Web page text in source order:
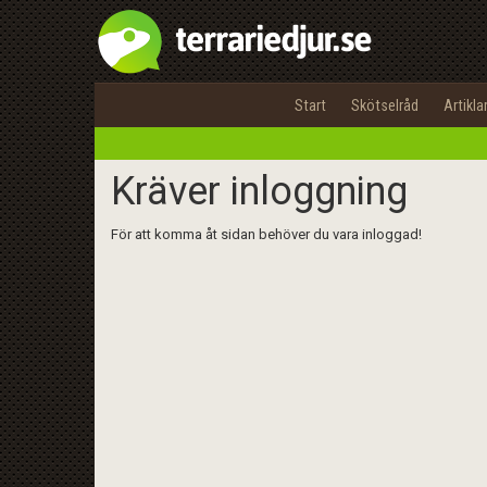
Start Skötselråd Artiklar
Kräver inloggning
För att komma åt sidan behöver du vara inloggad!